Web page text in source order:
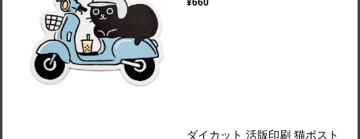
¥660
ダイカット 活版印刷 猫ポスト